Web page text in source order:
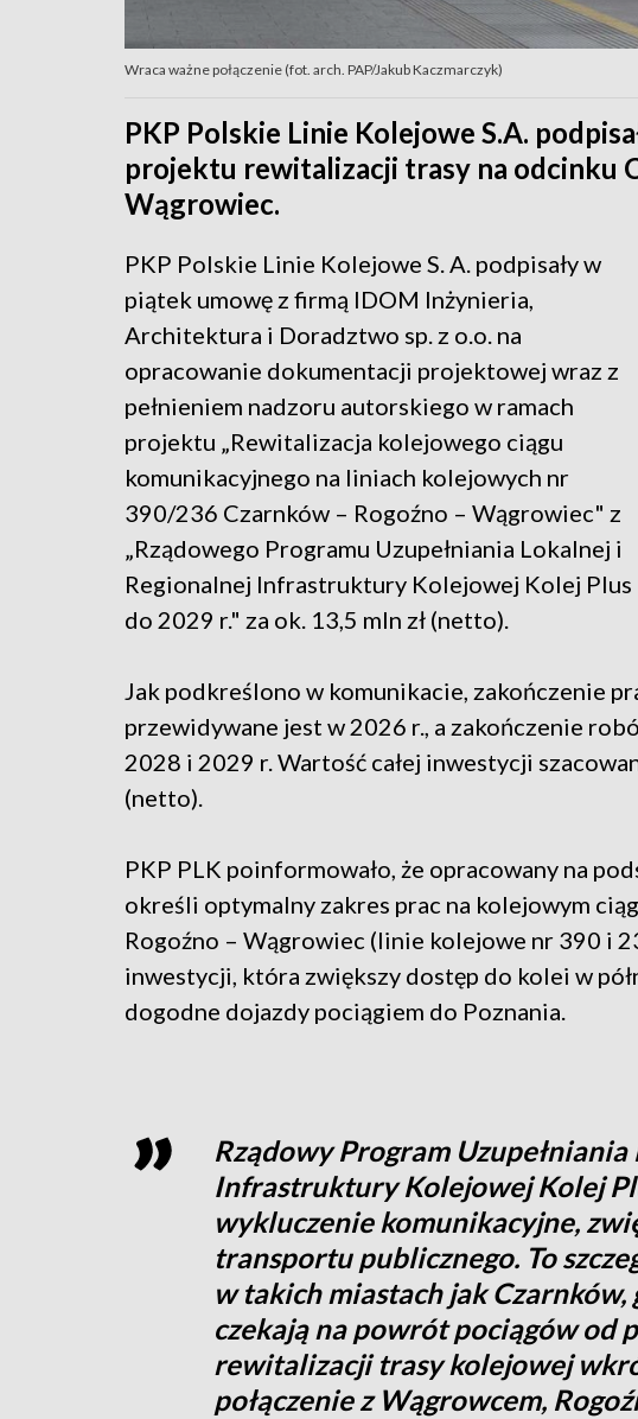
Wraca ważne połączenie (fot. arch. PAP/Jakub Kaczmarczyk)
PKP Polskie Linie Kolejowe S.A.
projektu rewitalizacji trasy na odcinku
Wągrowiec.
PKP Polskie Linie Kolejowe S. A. podpisały w
piątek umowę z firmą IDOM Inżynieria,
Architektura i Doradztwo sp. z o.o. na
opracowanie dokumentacji projektowej wraz z
pełnieniem nadzoru autorskiego w ramach
projektu „Rewitalizacja kolejowego ciągu
komunikacyjnego na liniach kolejowych nr
390/236 Czarnków – Rogoźno – Wągrowiec" z
„Rządowego Programu Uzupełniania Lokalnej i
Regionalnej Infrastruktury Kolejowej Kolej Plus
do 2029 r." za ok. 13,5 mln zł (netto).
Jak podkreślono w komunikacie, zakończenie
przewidywane jest w 2026 r., a zakończenie
2028 i 2029 r. Wartość całej inwestycji
(netto).
PKP PLK poinformowało, że opracowany na
określi optymalny zakres prac na kolejowym
Rogoźno – Wągrowiec (linie kolejowe nr 390 i
inwestycji, która zwiększy dostęp do kolei w
dogodne dojazdy pociągiem do Poznania.
Rządowy Program
Infrastruktury Kolejowej Kolej
wykluczenie komunikacyjne,
transportu publicznego. To
w takich miastach jak Czarnków,
czekają na powrót pociągów od
rewitalizacji trasy kolejowej
połączenie z Wągrowcem,